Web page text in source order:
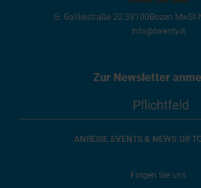
G. Galileistraße 20.39100 Bozen. MwSt-
info@twenty.it
Zur Newsletter
ANREISE. EVENTS & NEWS.
Folgen Sie uns